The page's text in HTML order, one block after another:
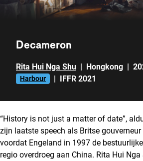
Decameron
Rita Hui Nga Shu | Hongkong |
Harbour | IFFR 2021
“History is not just a matter of date”,
zijn laatste speech als Britse
voordat Engeland in 1997 de
regio overdroeg aan China. Rita Hui